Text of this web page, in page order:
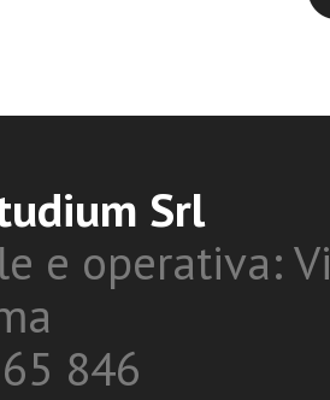
Srl
e operativa:
846